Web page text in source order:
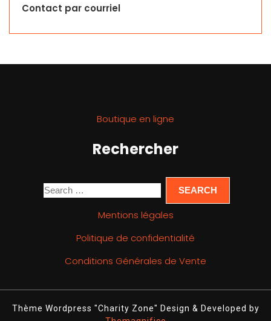
Contact par courriel
Boutique en ligne
Rechercher
Mentions légales
Politique de confidentialité
Conditions Générales de Vente
Thème Wordpress "Charity Zone" Design & Developed by